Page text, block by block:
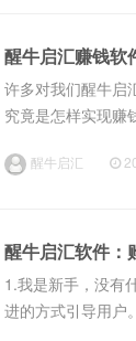
醒牛启汇赚钱软
许多对我们醒牛启
究竟是怎样实现
醒牛启汇
醒牛启汇软件：
1.我是新手，没有
进的方式引导用户